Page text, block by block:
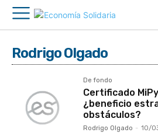
Rodrigo Olgado
De fondo
Certificado
¿beneficio
obstáculos?
Rodrigo Olgado - 10/